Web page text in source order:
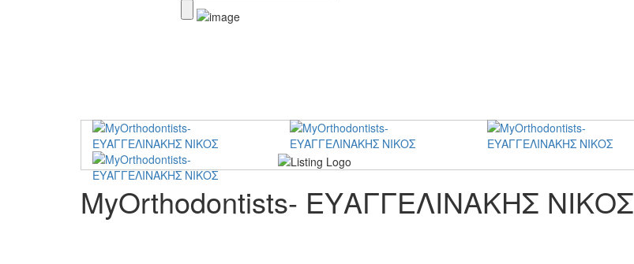
MyOrthodontists- ΕΥΑΓΓΕΛΙΝΑΚΗΣ ΝΙΚΟΣ